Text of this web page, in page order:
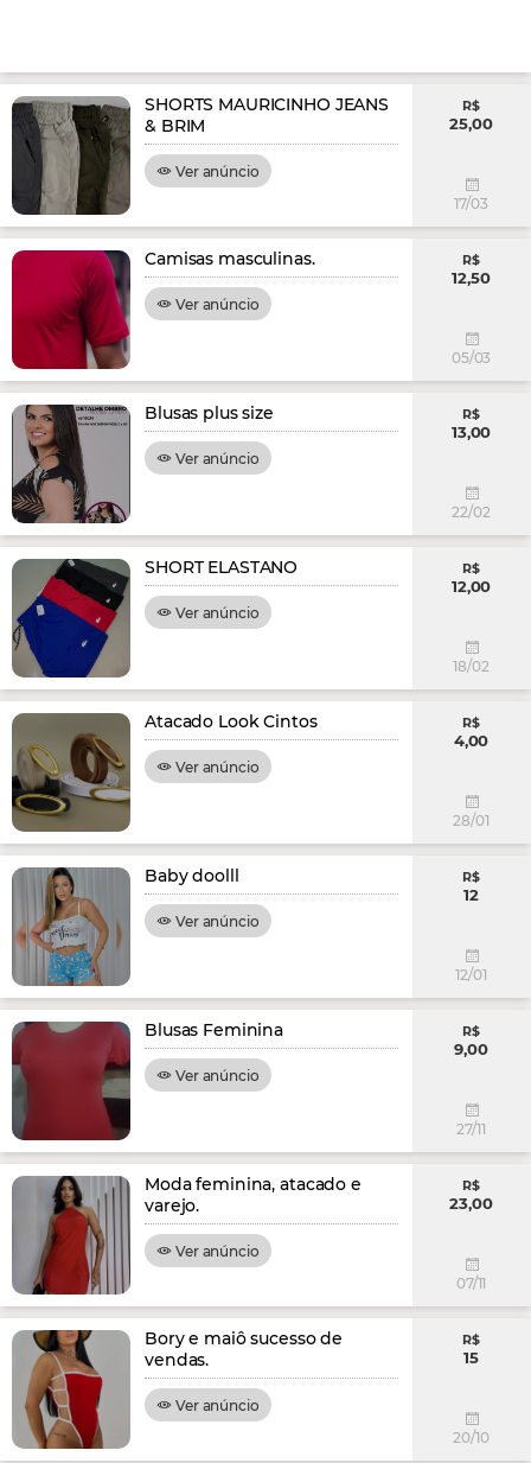
SHORTS MAURICINHO JEANS
& BRIM
Ver anúncio
R$
25,00
17/03
Camisas masculinas.
Ver anúncio
R$
12,50
05/03
Blusas plus size
Ver anúncio
R$
13,00
22/02
SHORT ELASTANO
Ver anúncio
R$
12,00
18/02
Atacado Look Cintos
Ver anúncio
R$
4,00
28/01
Baby doolll
Ver anúncio
R$
12
12/01
Blusas Feminina
Ver anúncio
R$
9,00
27/11
Moda feminina, atacado e
varejo.
Ver anúncio
R$
23,00
07/11
Bory e maiô sucesso de
vendas.
Ver anúncio
R$
15
20/10